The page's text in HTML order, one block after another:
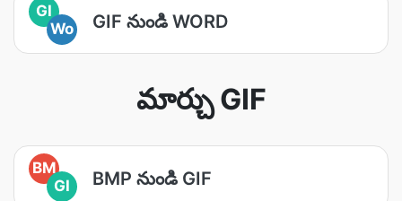
GI
Wo
GIF నుండి WORD
మార్చు GIF
BM
GI
BMP నుండి GIF